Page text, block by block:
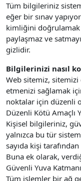
Tüm bilgileriniz
eğer bir sınav
kimliğini
paylaşmaz ve
gizlidir.
Bilgilerinizi nasıl
Web sitemiz,
etmenizi sağlamak
noktalar için düzenli
Düzenli Kötü Amaçlı
Kişisel bilgileriniz,
yalnızca bu tür
sayıda kişi
Buna ek olarak,
Güvenli Yuva
Tüm işlemler bir ağ